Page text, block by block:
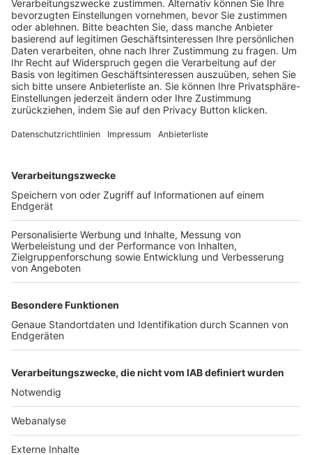
Schulungsangebot Vereinsmitarbeiter
BFV-Geschäftsstellen
Trainerbörse
Login SpielPlus
FOLGE DEM BFV
TOP-VEREINE
TOP-PARTNER
Nutzungsbedingungen Datenschutz Impressum